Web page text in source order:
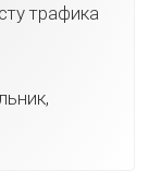
трафика